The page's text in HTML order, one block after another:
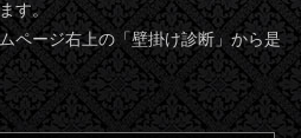
す。
ページ右上の「壁掛け診断」から是